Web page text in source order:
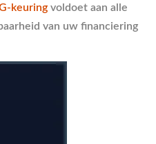
keuring voldoet aan alle
van uw financiering